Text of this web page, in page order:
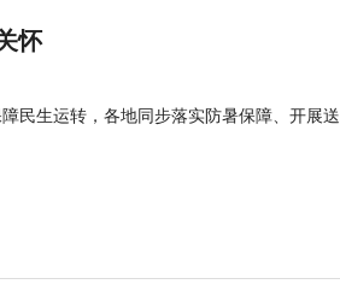
怀
民生运转，各地同步落实防暑保障、开展